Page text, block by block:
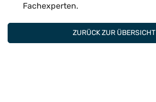
Fachexperten.
ZURÜCK ZUR ÜBERSICHT